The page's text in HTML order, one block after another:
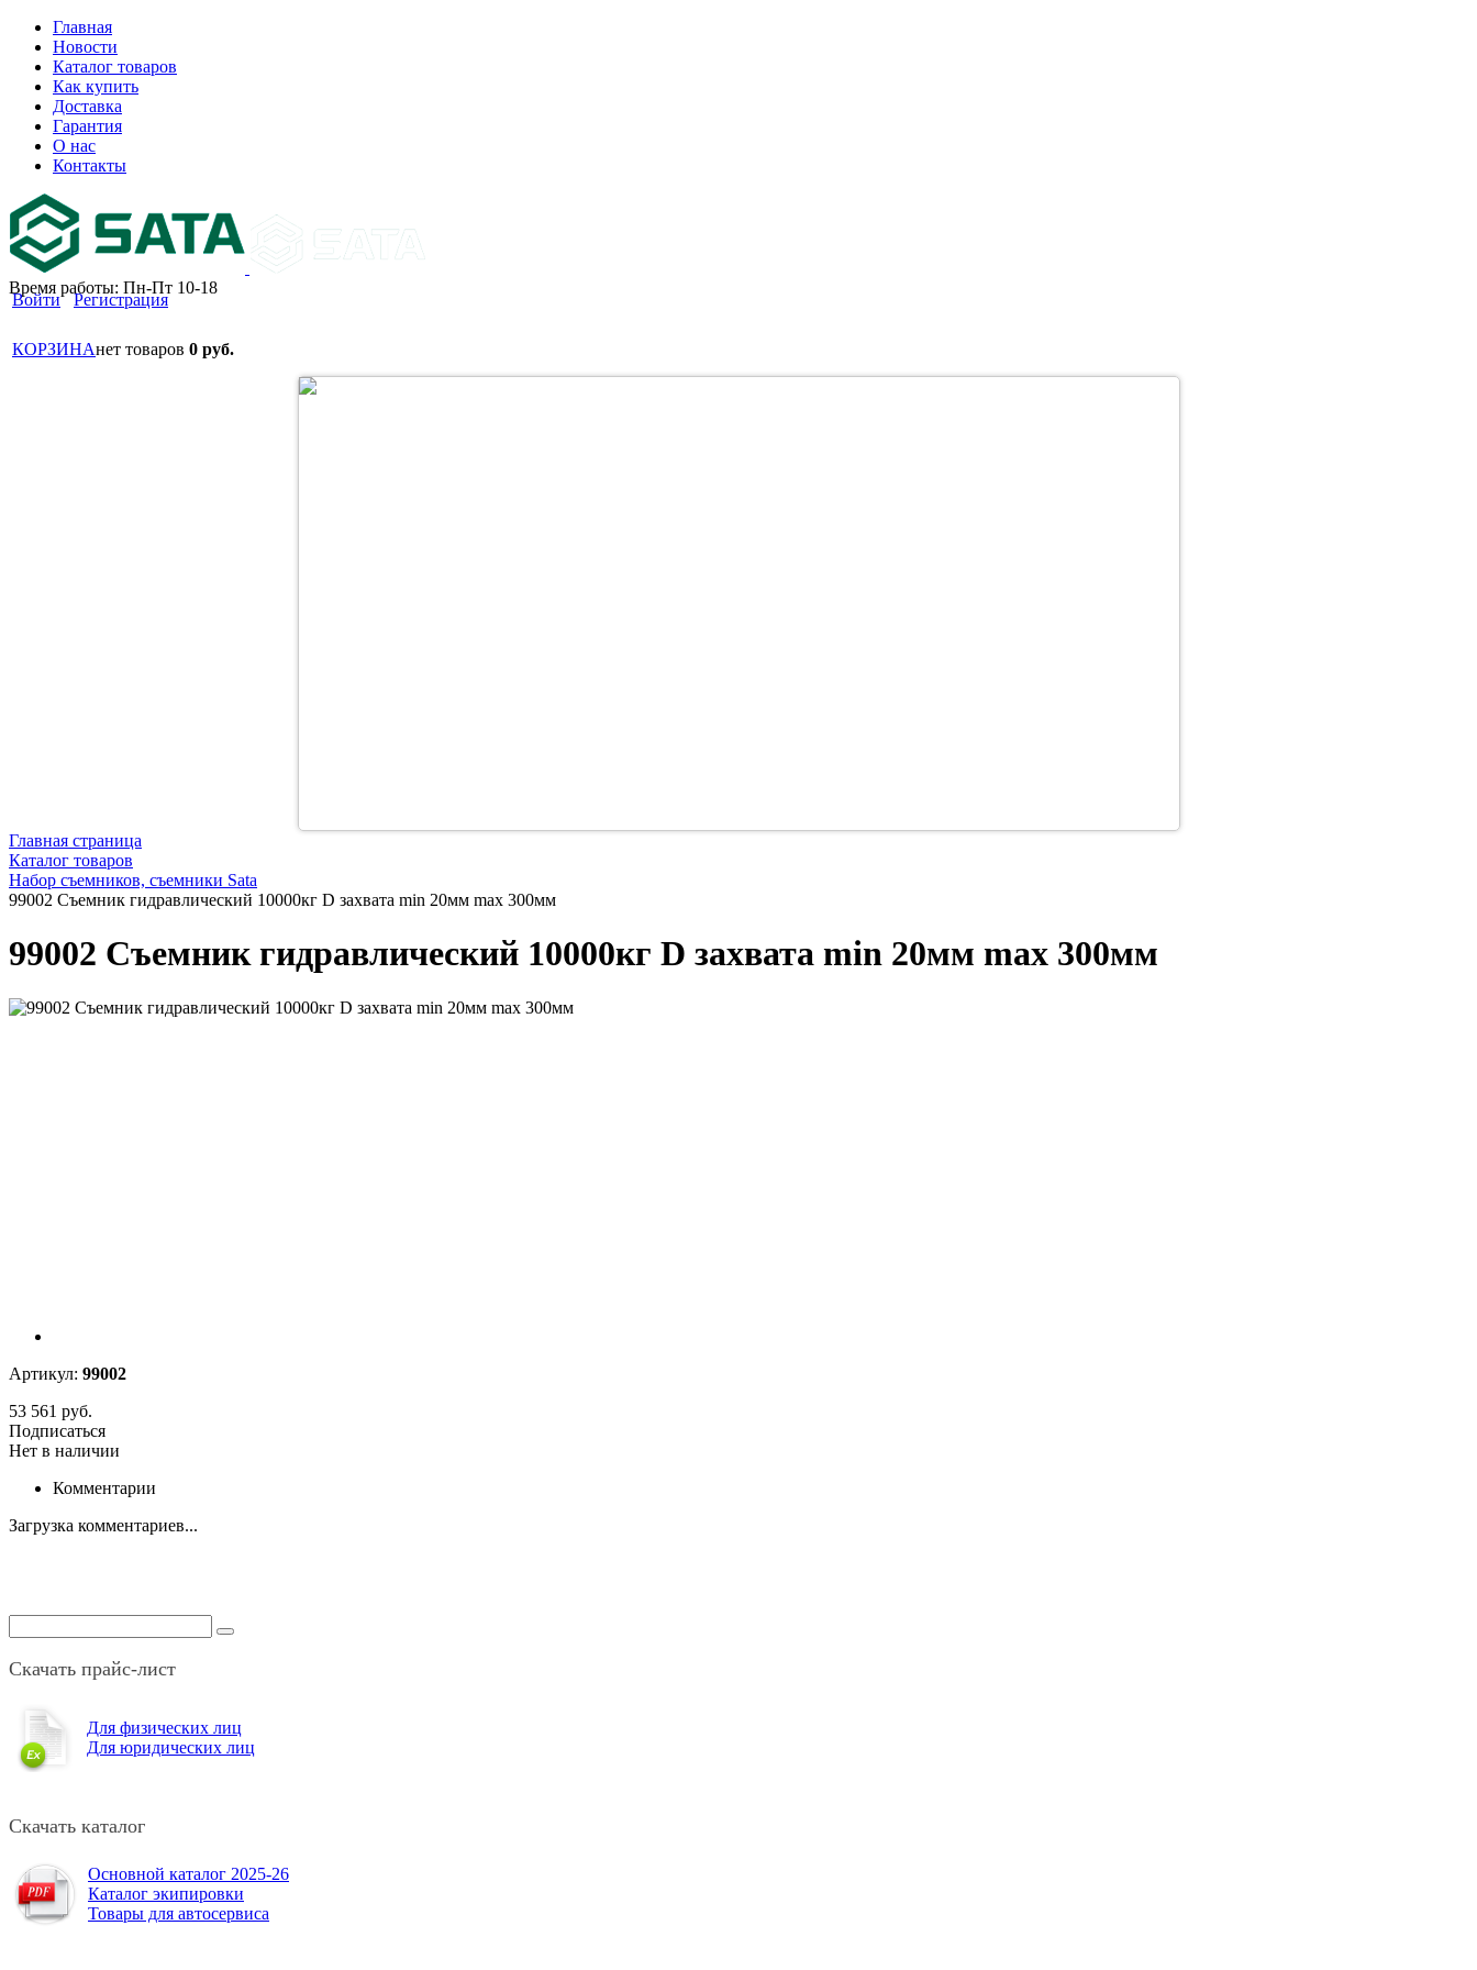
Главная
Новости
Каталог товаров
Как купить
Доставка
Гарантия
О нас
Контакты
Время работы: Пн-Пт 10-18
Войти Регистрация
КОРЗИНАнет товаров 0 руб.
Главная страница
Каталог товаров
Набор съемников, съемники Sata
99002 Съемник гидравлический 10000кг D захвата min 20мм max 300мм
99002 Съемник гидравлический 10000кг D захвата min 20мм max 300мм
Артикул: 99002
53 561 руб.
Подписаться
Нет в наличии
Комментарии
Загрузка комментариев...
Скачать прайс-лист
Для физических лиц
Для юридических лиц
Скачать каталог
Основной каталог 2025-26
Каталог экипировки
Товары для автосервиса